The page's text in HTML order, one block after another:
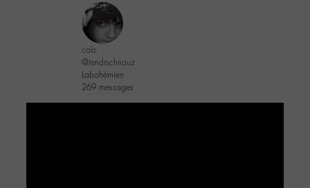
calo
@tendrschnauz
Labohémien
269 messages